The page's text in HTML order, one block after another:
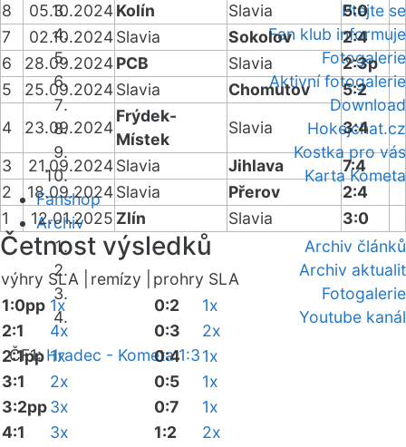
Ptejte se
Fan klub informuje
Fotogalerie
Aktivní fotogalerie
Download
Hokejchat.cz
Kostka pro vás
Karta Kometa
Fanshop
Archiv
Archiv článků
Archiv aktualit
Fotogalerie
Youtube kanál
ČF1:Hradec - Kometa 1:3
8
05.10.2024Kolín Slavia
5:0
7
02.10.2024Slavia Sokolov
2:4
6
28.09.2024PCB Slavia
2:3p
5
25.09.2024Slavia Chomutov
5:2
4
23.09.2024
Frýdek-
Místek
Slavia
3:4
3
21.09.2024Slavia Jihlava
7:4
2
18.09.2024Slavia Přerov
2:4
1
12.01.2025 Zlín Slavia 3:0
Četnost výsledků
výhry SLA | remízy |
prohry SLA
1:0pp 1x
2:1
4x
2:1pp 1x
3:1
2x
3:2pp3x
4:1
3x
0:2
1x
0:3
2x
0:4
1x
0:5
1x
0:7
1x
1:2
2x